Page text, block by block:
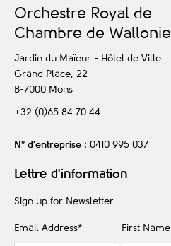
Orchestre Royal de
Chambre de Wallonie
Jardin du Maïeur - Hôtel de Ville
Grand Place, 22
B-7000 Mons
+32 (0)65 84 70 44
N° d’entreprise : 0410 995 037
Lettre d'information
Sign up for Newsletter
Email Address* First Name